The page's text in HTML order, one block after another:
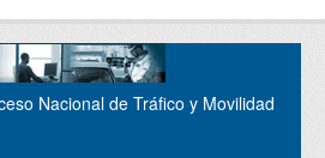
Nacional de Tráfico y Movilidad